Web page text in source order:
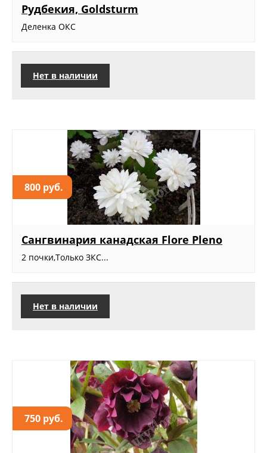
Рудбекия, Goldsturm
Деленка ОКС
Нет в наличии
800 руб.
Сангвинария канадская Flore Pleno
2 почки,Только ЗКС...
Нет в наличии
750 руб.